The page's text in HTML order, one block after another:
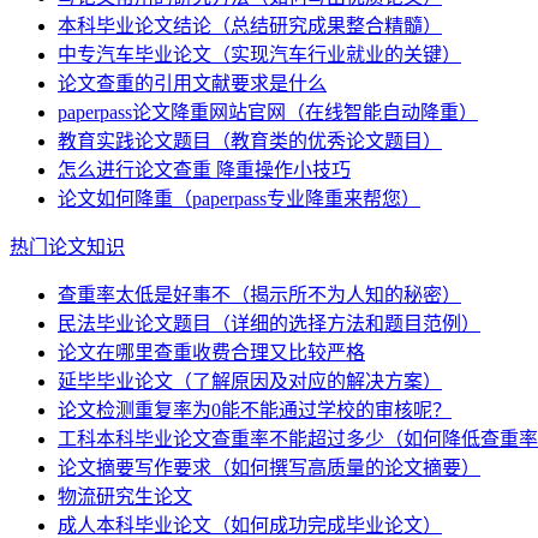
本科毕业论文结论（总结研究成果整合精髓）
中专汽车毕业论文（实现汽车行业就业的关键）
论文查重的引用文献要求是什么
paperpass论文降重网站官网（在线智能自动降重）
教育实践论文题目（教育类的优秀论文题目）
怎么进行论文查重 降重操作小技巧
论文如何降重（paperpass专业降重来帮您）
热门论文知识
查重率太低是好事不（揭示所不为人知的秘密）
民法毕业论文题目（详细的选择方法和题目范例）
论文在哪里查重收费合理又比较严格
延毕毕业论文（了解原因及对应的解决方案）
论文检测重复率为0能不能通过学校的审核呢？
工科本科毕业论文查重率不能超过多少（如何降低查重
论文摘要写作要求（如何撰写高质量的论文摘要）
物流研究生论文
成人本科毕业论文（如何成功完成毕业论文）